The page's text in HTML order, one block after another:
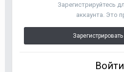
Зарегистрируйтесь
аккаунта. Это
Войти